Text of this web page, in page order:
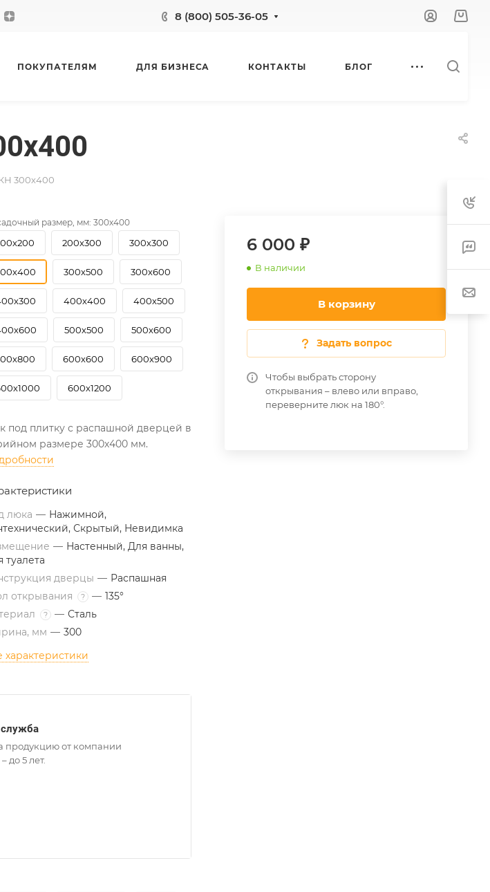
8 (800) 505-36-05
ПОКУПАТЕЛЯМ ДЛЯ БИЗНЕСА КОНТАКТЫ БЛОГ
300х400
6 000 ₽
В наличии
В корзину
Задать вопрос
Чтобы выбрать сторону
открывания – влево или вправо,
переверните люк на 180°.
размер, мм: 300х400
200х300 300х300
300х500 300х600
400х400 400х500
500х500 500х600
600х600 600х900
600х1200
под плитку с распашной дверцей в
размере 300х400 мм.
люка — Нажимной,
Скрытый, Невидимка
— Настенный, Для ванны,
туалета
дверцы — Распашная
открывания
? — 135°
? — Сталь
мм — 300
характеристики
продукцию от компании
до 5 лет.